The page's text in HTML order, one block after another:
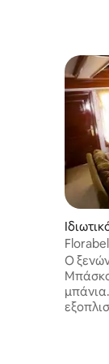
Ο
'όλη